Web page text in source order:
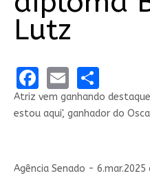
Lutz
Facebook
EmailShare
Atriz vem ganhando
estou aqui', ganhador do
Agência Senado - 6.mar.2025